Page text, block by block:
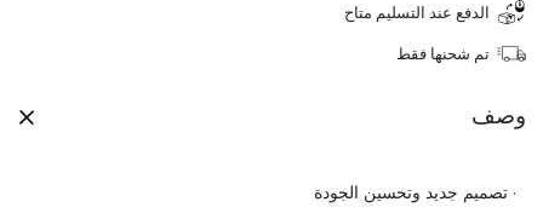
الدفع عند التسليم متاح
تم شحنها فقط
وصف
· تصميم جديد وتحسين الجودة